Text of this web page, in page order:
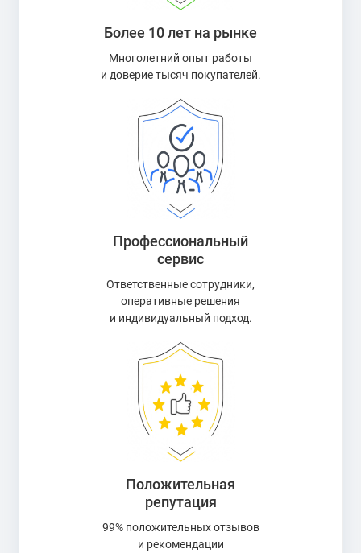
Более 10 лет на рынке
Многолетний опыт работы
и доверие тысяч покупателей.
Профессиональный
сервис
Ответственные сотрудники,
оперативные решения
и индивидуальный подход.
Положительная
репутация
99% положительных отзывов
и рекомендации